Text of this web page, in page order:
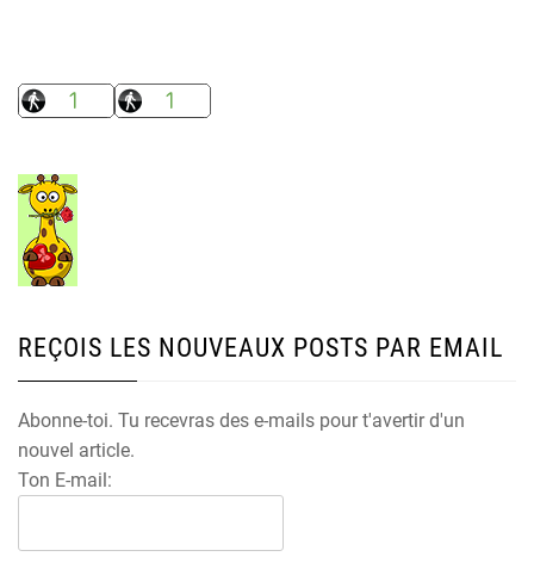
REÇOIS LES NOUVEAUX POSTS PAR EMAIL
Abonne-toi. Tu recevras des e-mails pour t'avertir d'un
nouvel article.
Ton E-mail: